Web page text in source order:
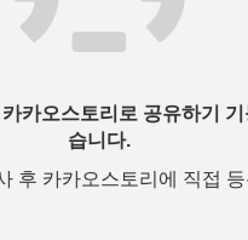
카오스토리로 공유하기
습니다.
후 카카오스토리에 직접